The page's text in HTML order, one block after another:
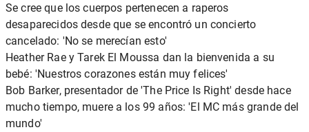
Se cree que los cuerpos pertenecen a raperos
desaparecidos desde que se encontró un concierto
cancelado: 'No se merecían esto'
Heather Rae y Tarek El Moussa dan la bienvenida a su
bebé: 'Nuestros corazones están muy felices'
Bob Barker, presentador de 'The Price Is Right' desde hace
mucho tiempo, muere a los 99 años: 'El MC más grande del
mundo'